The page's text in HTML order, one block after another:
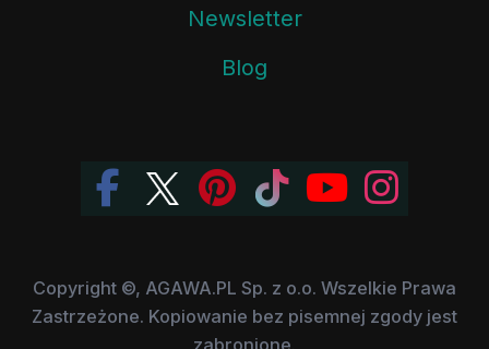
Newsletter
Blog
Copyright ©, AGAWA.PL Sp. z o.o. Wszelkie Prawa
Zastrzeżone. Kopiowanie bez pisemnej zgody jest
zabronione.